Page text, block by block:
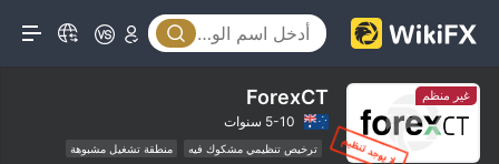
غير منظم ForexCT
5-10 سنوات
ترخيص تنظيمي مشكوك فيه
منطقة تشغيل مشبوهة
0
4
5
6